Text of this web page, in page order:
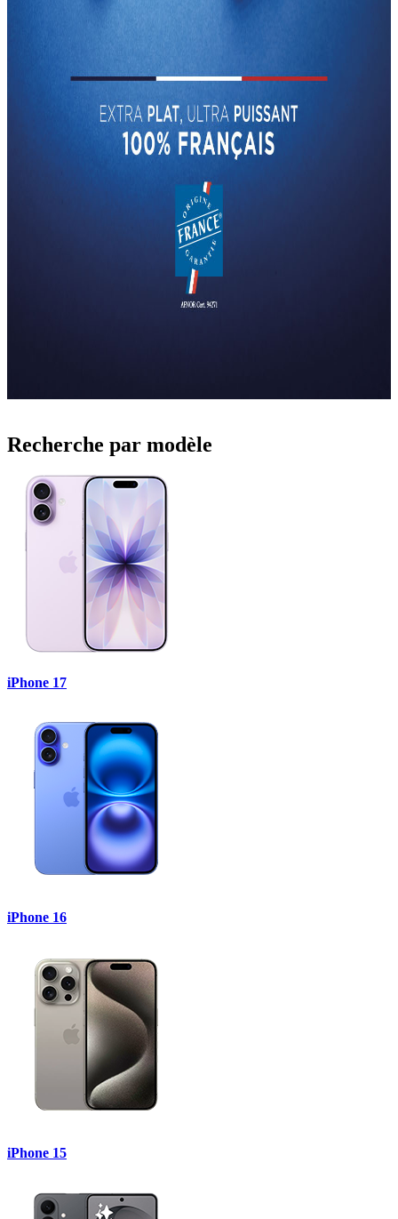
Recherche par modèle
iPhone 17
iPhone 16
iPhone 15